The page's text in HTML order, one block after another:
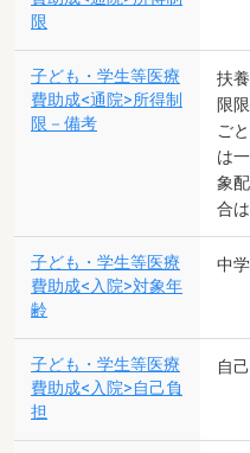
限
子ども・学生等医療
費助成<通院>所得制
限－備考
扶
限
ご
は
象
合
子ども・学生等医療
費助成<入院>対象年
齢
中
子ども・学生等医療
費助成<入院>自己負
担
自